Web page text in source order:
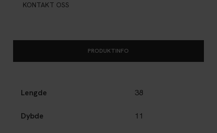
KONTAKT OSS
PRODUKTINFO
Lengde 38
Dybde 11